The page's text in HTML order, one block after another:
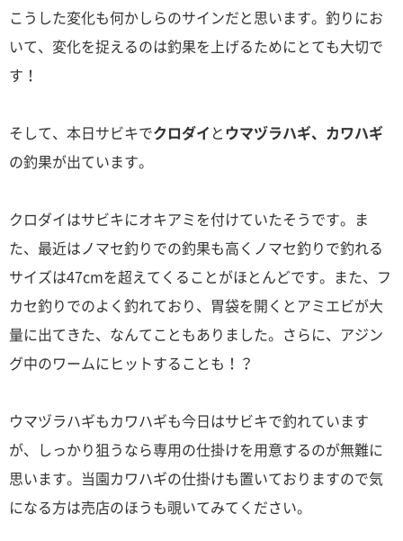
こうした変化も何かしらのサインだと思います。釣りにお
いて、変化を捉えるのは釣果を上げるためにとても大切で
す！
そして、本日サビキでクロダイ とウマヅラハギ、カワハギ
の釣果が出ています。
クロダイはサビキにオキアミを付けていたそうです。ま
た、最近はノマセ釣りでの釣果も高くノマセ釣りで釣れる
サイズは47cmを超えてくることがほとんどです。また、フ
カセ釣りでのよく釣れており、胃袋を開くとアミエビが大
量に出てきた、なんてこともありました。さらに、アジン
グ中のワームにヒットすることも！？
ウマヅラハギもカワハギも今日はサビキで釣れています
が、しっかり狙うなら専用の仕掛けを用意するのが無難に
思います。当園カワハギの仕掛けも置いておりますので気
になる方は売店のほうも覗いてみてください。